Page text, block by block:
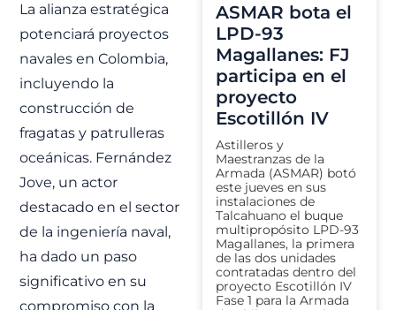
La alianza estratégica
potenciará proyectos
navales en Colombia,
incluyendo la
construcción de
fragatas y patrulleras
oceánicas. Fernández
Jove, un actor
destacado en el sector
de la ingeniería naval,
ha dado un paso
significativo en su
compromiso con la
ASMAR bota el
LPD-93
Magallanes: FJ
participa en el
proyecto
Escotillón IV
Astilleros y
Maestranzas de la
Armada (ASMAR) botó
este jueves en sus
instalaciones de
Talcahuano el buque
multipropósito LPD-93
Magallanes, la primera
de las dos unidades
contratadas dentro del
proyecto Escotillón IV
Fase 1 para la Armada